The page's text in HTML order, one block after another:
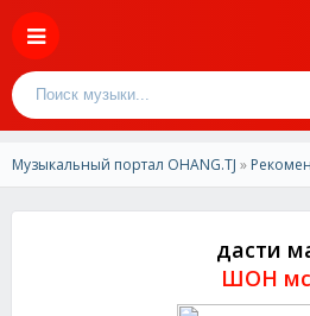
Музыкальный портал OHANG.TJ »
дасти
ШОН мс